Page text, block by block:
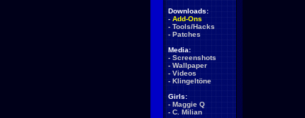
Downloads:
- Add-Ons
- Tools/Hacks
- Patches
Media:
- Screenshots
- Wallpaper
- Videos
- Klingeltöne
Girls:
- Maggie Q
- C. Milian